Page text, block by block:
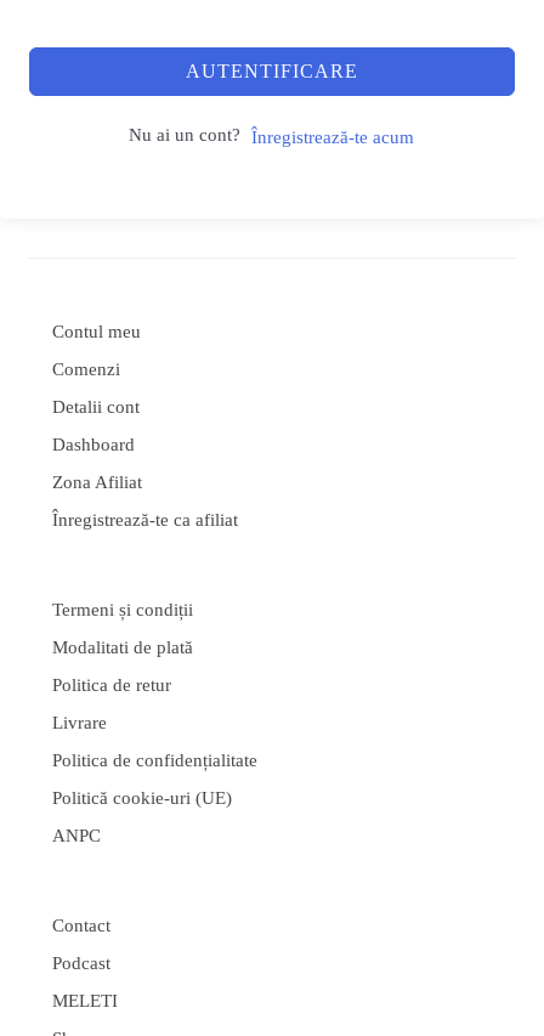
AUTENTIFICARE
Nu ai un cont? Înregistrează-te acum
Contul meu
Comenzi
Detalii cont
Dashboard
Zona Afiliat
Înregistrează-te ca afiliat
Termeni și condiții
Modalitati de plată
Politica de retur
Livrare
Politica de confidențialitate
Politică cookie-uri (UE)
ANPC
Contact
Podcast
MELETI